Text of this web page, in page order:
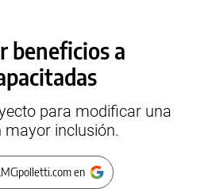
beneficios a
para modificar una
inclusión.
en